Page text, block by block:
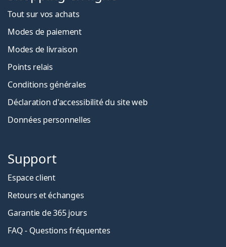
Tout sur vos achats
Modes de paiement
Modes de livraison
Points relais
Conditions générales
Déclaration d'accessibilité du site web
Données personnelles
Support
Espace client
Retours et échanges
Garantie de 365 jours
FAQ - Questions fréquentes